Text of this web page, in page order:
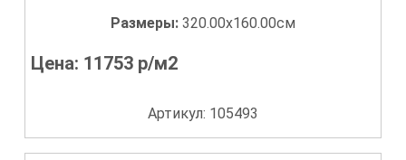
Размеры: 320.00x160.00см
Цена: 11753 р/м2
Артикул: 105493